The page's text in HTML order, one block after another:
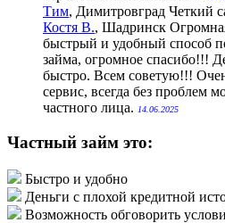
Тим, Димитровград Четкий
Костя В., Шадринск
быстрый и удобный способ
займа, огромное спасибо!!!
быстро. Всем советую!!!
сервис, всегда без проблем
частного лица. 14.06.2025
Частный займ это:
Быстро и удобно
Деньги с плохой кредитной
Возможность обговорить